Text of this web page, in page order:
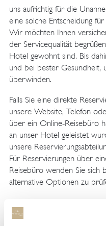
uns aufrichtig für die
eine solche Entscheidung
Wir möchten Ihnen
der Servicequalität
Hotel gewohnt sind. Bis
und bei bester Gesundheit,
überwinden.
Falls Sie eine direkte
unsere Website, Telefon
über ein Online-Reisebüro
an unser Hotel geleistet
unsere
Für Reservierungen über
Reisebüro wenden Sie sich
alternative Optionen zu
Hochachtungsvoll,